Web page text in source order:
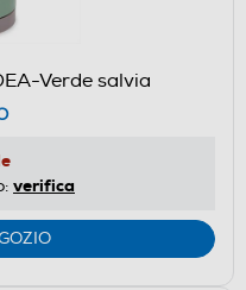
Verde salvia
verifica